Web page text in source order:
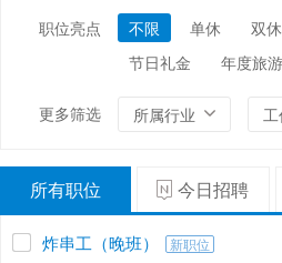
职位亮点 不限 单休 双休
节日礼金
年度旅游
更多筛选 所属行业
所有职位 今日招聘
炸串工（晚班） 新职位